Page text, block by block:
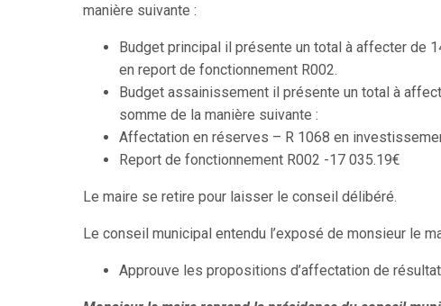
manière suivante :
Budget principal il présente un total à affecter de
en report de fonctionnement R002.
Budget assainissement il présente un total à
somme de la
Affectation en réserves – R 1068 en
Report de fonctionnement R002 -17 035.19€
Le maire se retire pour laisser le conseil délibéré.
Le conseil municipal entendu l’exposé de monsieur le
Approuve les propositions d’affectation de